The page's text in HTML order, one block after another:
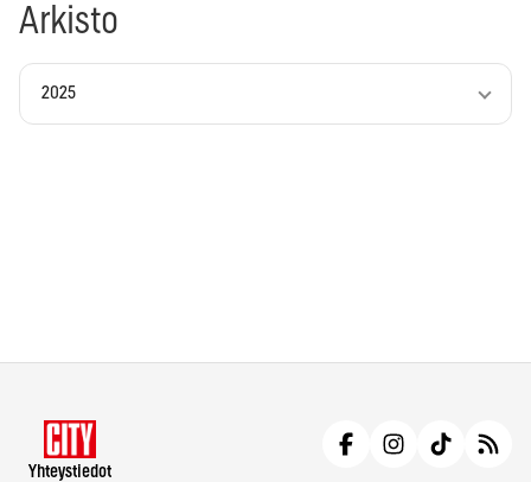
Arkisto
2025
Yhteystiedot